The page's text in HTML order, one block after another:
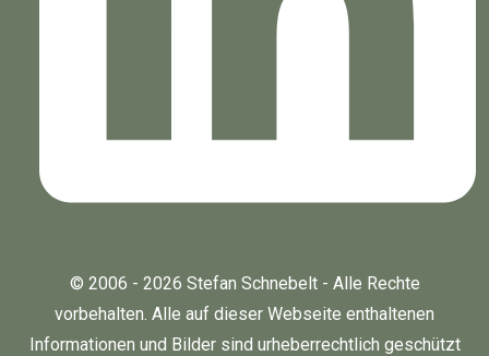
© 2006 - 2026 Stefan Schnebelt - Alle Rechte
vorbehalten. Alle auf dieser Webseite enthaltenen
Informationen und Bilder sind urheberrechtlich geschützt